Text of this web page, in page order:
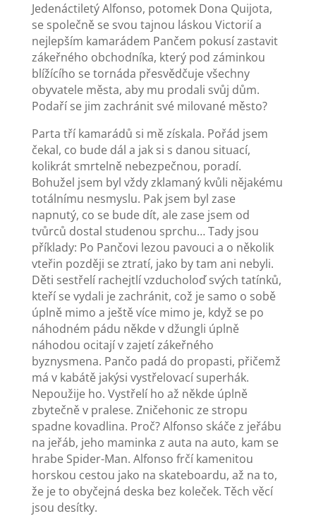
Jedenáctiletý Alfonso, potomek Dona Quijota,
se společně se svou tajnou láskou Victorií a
nejlepším kamarádem Pančem pokusí zastavit
zákeřného obchodníka, který pod záminkou
blížícího se tornáda přesvědčuje všechny
obyvatele města, aby mu prodali svůj dům.
Podaří se jim zachránit své milované město?
Parta tří kamarádů si mě získala. Pořád jsem
čekal, co bude dál a jak si s danou situací,
kolikrát smrtelně nebezpečnou, poradí.
Bohužel jsem byl vždy zklamaný kvůli nějakému
totálnímu nesmyslu. Pak jsem byl zase
napnutý, co se bude dít, ale zase jsem od
tvůrců dostal studenou sprchu… Tady jsou
příklady: Po Pančovi lezou pavouci a o několik
vteřin později se ztratí, jako by tam ani nebyli.
Děti sestřelí rachejtlí vzducholoď svých tatínků,
kteří se vydali je zachránit, což je samo o sobě
úplně mimo a ještě více mimo je, když se po
náhodném pádu někde v džungli úplně
náhodou ocitají v zajetí zákeřného
byznysmena. Pančo padá do propasti, přičemž
má v kabátě jakýsi vystřelovací superhák.
Nepoužije ho. Vystřelí ho až někde úplně
zbytečně v pralese. Zničehonic ze stropu
spadne kovadlina. Proč? Alfonso skáče z jeřábu
na jeřáb, jeho maminka z auta na auto, kam se
hrabe Spider-Man. Alfonso frčí kamenitou
horskou cestou jako na skateboardu, až na to,
že je to obyčejná deska bez koleček. Těch věcí
jsou desítky.